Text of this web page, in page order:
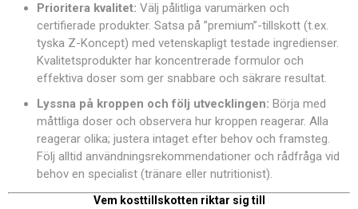
Prioritera kvalitet: Välj pålitliga varumärken och
certifierade produkter. Satsa på ”premium”-tillskott (t.ex.
tyska Z-Koncept) med vetenskapligt testade ingredienser.
Kvalitetsprodukter har koncentrerade formulor och
effektiva doser som ger snabbare och säkrare resultat.
Lyssna på kroppen och följ utvecklingen: Börja med
måttliga doser och observera hur kroppen reagerar. Alla
reagerar olika; justera intaget efter behov och framsteg.
Följ alltid användningsrekommendationer och rådfråga vid
behov en specialist (tränare eller nutritionist).
Vem kosttillskotten riktar sig till